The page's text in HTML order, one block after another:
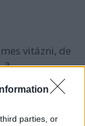
parties, or
vitázni, de
a
gondolkodik,
Kelet-európai